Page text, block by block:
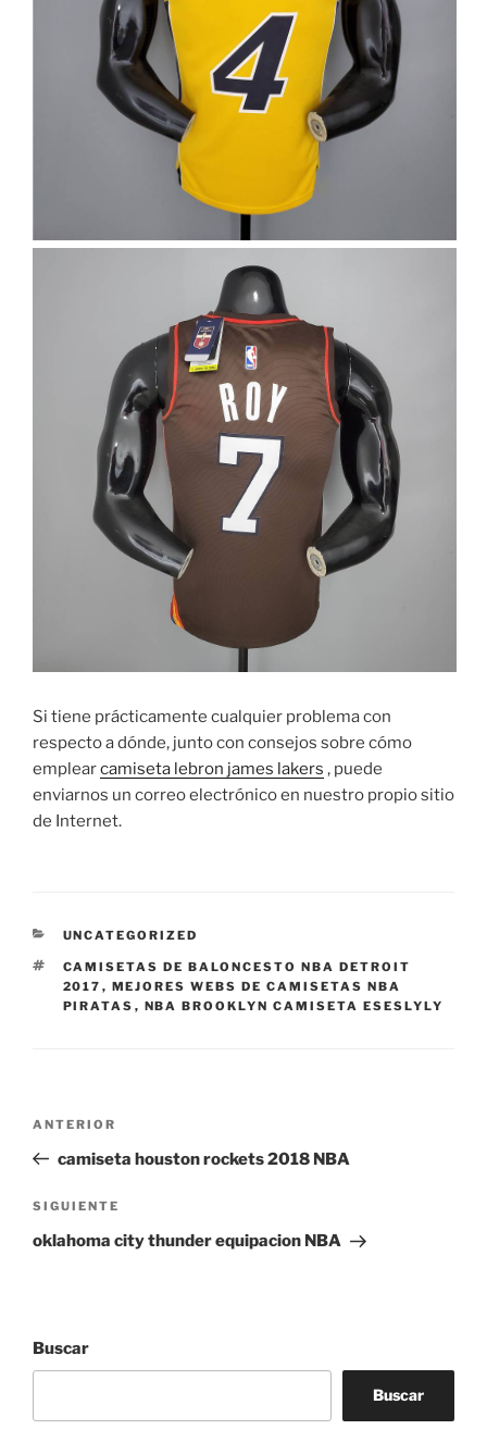
Si tiene prácticamente cualquier problema con
respecto a dónde, junto con consejos sobre cómo
emplearcamiseta lebron james lakers , puede
enviarnos un correo electrónico en nuestro propio sitio
de Internet.
CATEGORÍAS
UNCATEGORIZED
ETIQUETAS
CAMISETAS DE BALONCESTO NBA DETROIT
2017 , MEJORES WEBS DE CAMISETAS NBA
PIRATAS , NBA BROOKLYN CAMISETA ESESLYLY
entradas
Entrada
anterior:
ANTERIOR
camiseta houston rockets 2018 NBA
Siguiente
entrada
SIGUIENTE
oklahoma city thunder equipacion NBA
Buscar
Buscar